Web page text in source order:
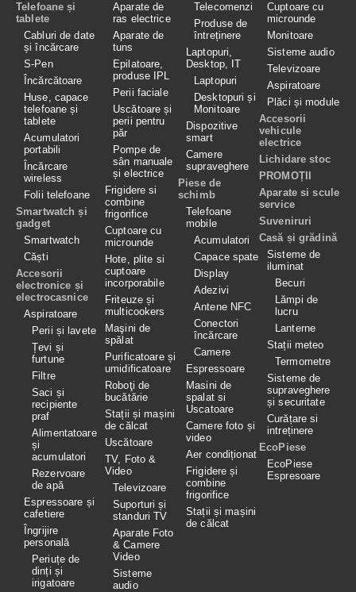
Telefoane și
tablete
Cabluri de date
și încărcare
S-Pen
Încărcătoare
Huse, capace
telefoane și
tablete
Acumulatori
portabili
Încărcare
wireless
Folii telefoane
Smartwatch și
gadget
Smartwatch
Căști
Accesorii
electronice și
electrocasnice
Aspiratoare
Perii și lavete
Țevi și
furtune
Filtre
Saci și
recipiente
praf
Alimentatoare
și
acumulatori
Rezervoare
de apă
Espressoare și
cafetiere
Îngrijire
personală
Periuțe de
dinți și
irigatoare
Aparate de
ras electrice
Aparate de
tuns
Epilatoare,
produse IPL
Perii faciale
Uscătoare și
perii pentru
păr
Pompe de
sân manuale
și electrice
Frigidere si
combine
frigorifice
Cuptoare cu
microunde
Hote, plite si
cuptoare
incorporabile
Friteuze și
multicookers
Maşini de
spălat
Purificatoare și
umidificatoare
Roboţi de
bucătărie
Stații și mașini
de călcat
Uscătoare
TV, Foto &
Video
Televizoare
Suporturi și
standuri TV
Aparate Foto
& Camere
Video
Sisteme
audio
Telecomenzi
Produse de
întreținere
Laptopuri,
Desktop, IT
Laptopuri
Desktopuri și
Monitoare
Dispozitive
smart
Camere
supraveghere
Piese de
schimb
Telefoane
mobile
Acumulatori
Capace spate
Display
Adezivi
Antene NFC
Conectori
încărcare
Camere
Espressoare
Masini de
spalat si
Uscatoare
Camere foto și
video
Aer condiționat
Frigidere și
combine
frigorifice
Stații și mașini
de călcat
Cuptoare cu
microunde
Monitoare
Sisteme audio
Televizoare
Aspiratoare
Plăci și module
Accesorii
vehicule
electrice
Lichidare stoc
PROMOȚII
Aparate si scule
service
Suveniruri
Casă și grădină
Sisteme de
iluminat
Becuri
Lămpi de
lucru
Lanterne
Stații meteo
Termometre
Sisteme de
supraveghere
și securitate
Curățare si
intreținere
EcoPiese
EcoPiese
Espresoare